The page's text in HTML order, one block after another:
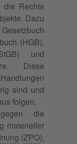
die Rechte
Dazu
(HGB),
und
Diese
sind und
folgen.
die
materieller
(ZPO),